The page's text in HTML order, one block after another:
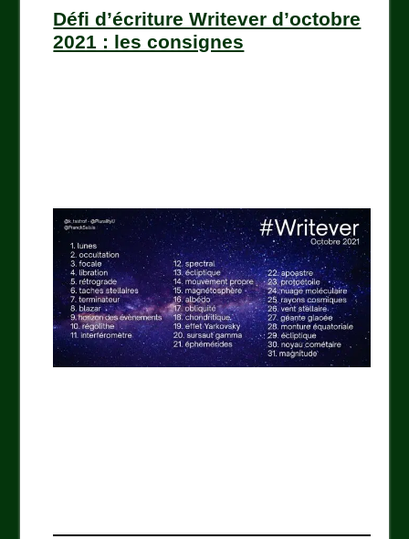
Défi d’écriture Writever d’octobre
2021 : les consignes